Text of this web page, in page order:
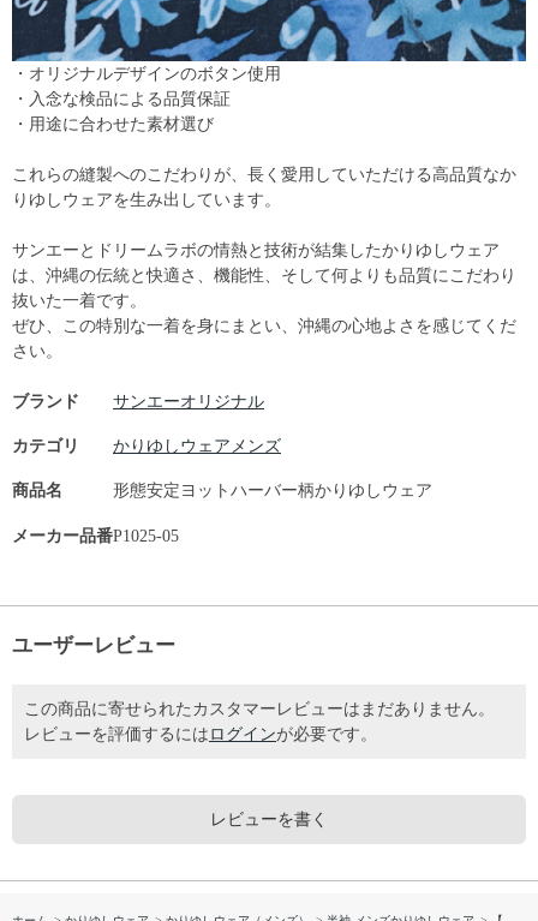
・オリジナルデザインのボタン使用
・入念な検品による品質保証
・用途に合わせた素材選び
これらの縫製へのこだわりが、長く愛用していただける高品質なか
りゆしウェアを生み出しています。
サンエーとドリームラボの情熱と技術が結集したかりゆしウェア
は、沖縄の伝統と快適さ、機能性、そして何よりも品質にこだわり
抜いた一着です。
ぜひ、この特別な一着を身にまとい、沖縄の心地よさを感じてくだ
さい。
ブランド サンエーオリジナル
カテゴリ かりゆしウェアメンズ
商品名 形態安定ヨットハーバー柄かりゆしウェア
メーカー品番P1025-05
ユーザーレビュー
この商品に寄せられたカスタマーレビューはまだありません。
レビューを評価するには ログインが必要です。
レビューを書く